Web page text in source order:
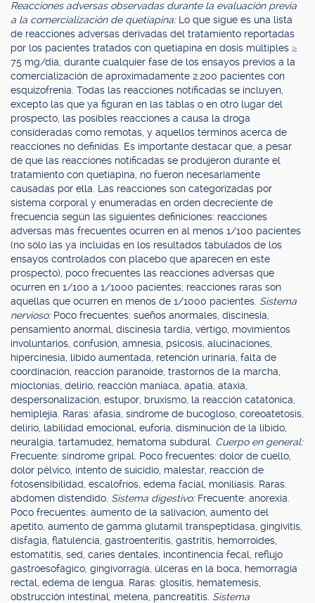
Reacciones adversas observadas durante la evaluación previa
a la comercialización de quetiapina: Lo que sigue es una lista
de reacciones adversas derivadas del tratamiento reportadas
por los pacientes tratados con quetiapina en dosis múltiples ≥
75 mg/día, durante cualquier fase de los ensayos previos a la
comercialización de aproximadamente 2.200 pacientes con
esquizofrenia. Todas las reacciones notificadas se incluyen,
excepto las que ya figuran en las tablas o en otro lugar del
prospecto, las posibles reacciones a causa la droga
consideradas como remotas, y aquellos términos acerca de
reacciones no definidas. Es importante destacar que, a pesar
de que las reacciones notificadas se produjeron durante el
tratamiento con quetiapina, no fueron necesariamente
causadas por ella. Las reacciones son categorizadas por
sistema corporal y enumeradas en orden decreciente de
frecuencia según las siguientes definiciones: reacciones
adversas más frecuentes ocurren en al menos 1/100 pacientes
(no sólo las ya incluidas en los resultados tabulados de los
ensayos controlados con placebo que aparecen en este
prospecto), poco frecuentes las reacciones adversas que
ocurren en 1/100 a 1/1000 pacientes; reacciones raras son
aquellas que ocurren en menos de 1/1000 pacientes. Sistema
nervioso: Poco frecuentes: sueños anormales, discinesia,
pensamiento anormal, discinesia tardía, vértigo, movimientos
involuntarios, confusión, amnesia, psicosis, alucinaciones,
hipercinesia, libido aumentada, retención urinaria, falta de
coordinación, reacción paranoide, trastornos de la marcha,
mioclonías, delirio, reacción maníaca, apatía, ataxia,
despersonalización, estupor, bruxismo, la reacción catatónica,
hemiplejía. Raras: afasia, síndrome de bucogloso, coreoatetosis,
delirio, labilidad emocional, euforia, disminución de la libido,
neuralgia, tartamudez, hematoma subdural. Cuerpo en general:
Frecuente: síndrome gripal. Poco frecuentes: dolor de cuello,
dolor pélvico, intento de suicidio, malestar, reacción de
fotosensibilidad, escalofríos, edema facial, moniliasis. Raras:
abdomen distendido. Sistema digestivo: Frecuente: anorexia.
Poco frecuentes: aumento de la salivación, aumento del
apetito, aumento de gamma glutamil transpeptidasa, gingivitis,
disfagia, flatulencia, gastroenteritis, gastritis, hemorroides,
estomatitis, sed, caries dentales, incontinencia fecal, reflujo
gastroesofágico, gingivorragia, úlceras en la boca, hemorragia
rectal, edema de lengua. Raras: glositis, hematemesis,
obstrucción intestinal, melena, pancreatitis. Sistema